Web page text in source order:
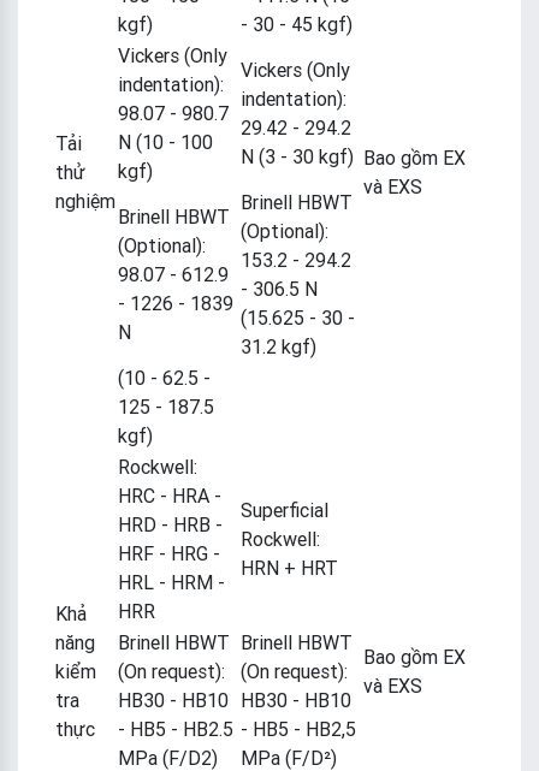
Tải
thử
nghiệm
kgf)
- 30 - 45 kgf)
Bao gồm EX
và EXS
Vickers (Only
indentation):
98.07 - 980.7
N (10 - 100
kgf)
Vickers (Only
indentation):
29.42 - 294.2
N (3 - 30 kgf)
Brinell HBWT
(Optional):
98.07 - 612.9
- 1226 - 1839
N
Brinell HBWT
(Optional):
153.2 - 294.2
- 306.5 N
(15.625 - 30 -
31.2 kgf)
(10 - 62.5 -
125 - 187.5
kgf)
Khả
năng
kiểm
tra
thực
Rockwell:
HRC - HRA -
HRD - HRB -
HRF - HRG -
HRL - HRM -
HRR
Superficial
Rockwell:
HRN + HRT
Bao gồm EX
và EXS
Brinell HBWT
(On request):
HB30 - HB10
- HB5 - HB2.5
MPa (F/D2)
Brinell HBWT
(On request):
HB30 - HB10
- HB5 - HB2,5
MPa (F/D²)